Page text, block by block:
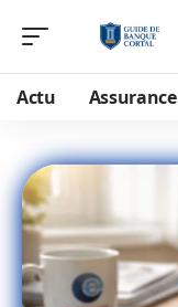
Actu Assurance